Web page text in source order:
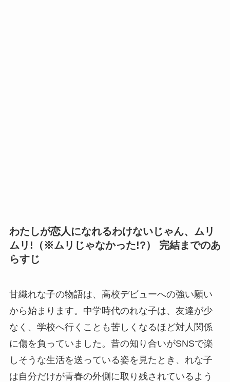
わたしが恋人になれるわけないじゃん、ムリ
ムリ!（※ムリじゃなかった!?） 完結までのあ
らすじ
甘織れな子の物語は、高校デビューへの強い願い
から始まります。中学時代のれな子は、友達が少
なく、学校へ行くことも苦しくなるほど対人関係
に傷を負っていました。昔の知り合いがSNSで楽
しそうな生活を送っている姿を見たとき、れな子
は自分だけが青春の外側に取り残されているよう